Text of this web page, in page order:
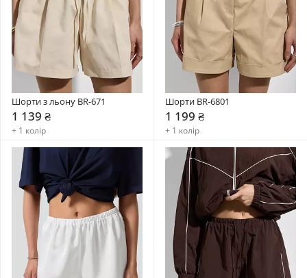
Шорти з льону BR-671
1 139 ₴
+ 1 колір
Шорти BR-6801
1 199 ₴
+ 1 колір